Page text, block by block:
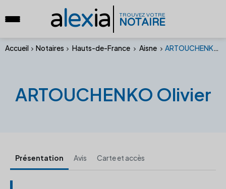
alexia TROUVEZ VOTRE
NOTAIRE
Accueil Notaires Hauts-de-France Aisne ARTOUCHENKO Olivier
ARTOUCHENKO Olivier
Présentation Avis Carte et accès